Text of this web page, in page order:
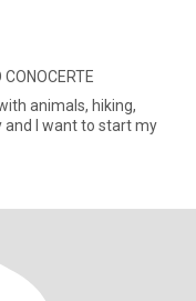
animals, hiking,
and I want to start my